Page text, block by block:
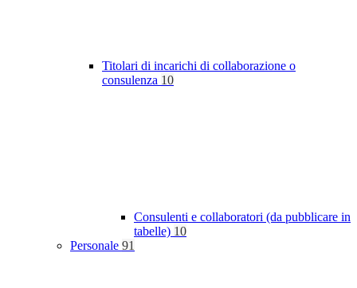
Titolari di incarichi di collaborazione o
consulenza 10
Consulenti e collaboratori (da pubblicare in
tabelle) 10
Personale 91